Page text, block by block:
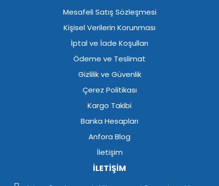
Mesafeli Satış Sözleşmesi
Kişisel Verilerin Korunması
İptal ve İade Koşulları
Ödeme ve Teslimat
Gizlilik ve Güvenlik
Çerez Politikası
Kargo Takibi
Banka Hesapları
Anfora Blog
İletişim
İLETİŞİM